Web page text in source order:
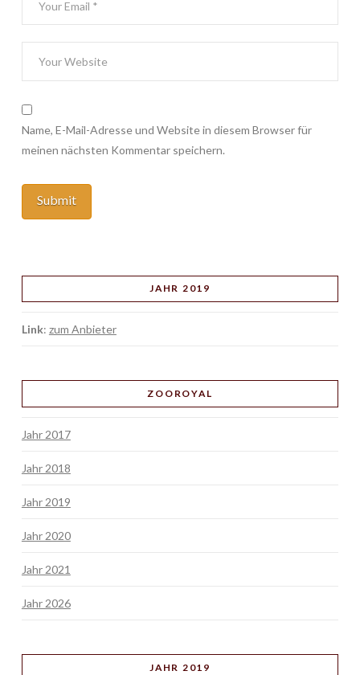
Name, E-Mail-Adresse und Website in diesem Browser für
meinen nächsten Kommentar speichern.
JAHR 2019
Link: zum Anbieter
ZOOROYAL
Jahr 2017
Jahr 2018
Jahr 2019
Jahr 2020
Jahr 2021
Jahr 2026
JAHR 2019